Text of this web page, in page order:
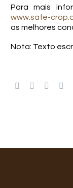
Para mais
www.safe-
as melhores
Nota: Texto